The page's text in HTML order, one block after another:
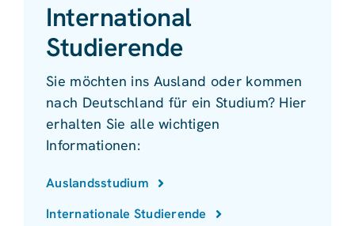
International
Studierende
Sie möchten ins Ausland oder kommen
nach Deutschland für ein Studium? Hier
erhalten Sie alle wichtigen
Informationen:
Auslandsstudium
Internationale Studierende